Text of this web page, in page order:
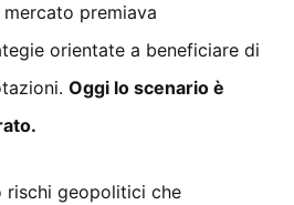
premiava
orientate a beneficiare di
Oggi lo scenario è
rischi geopolitici che